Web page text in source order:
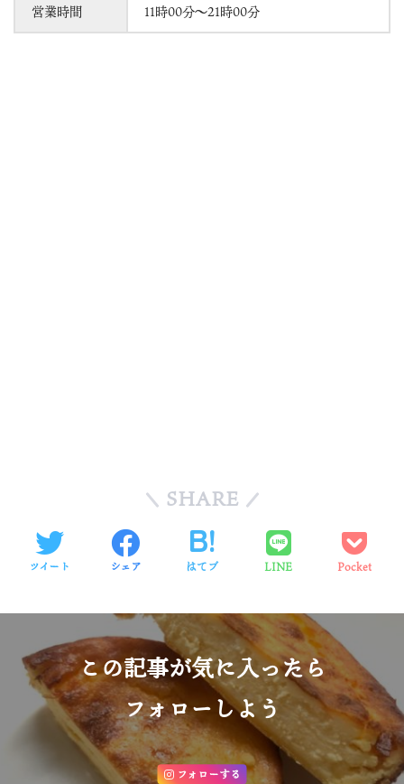
営業時間 11時00分～21時00分
SHARE
ツイート シェア はてブ LINE Pocket
この記事が気に入ったら
フォローしよう
フォローする